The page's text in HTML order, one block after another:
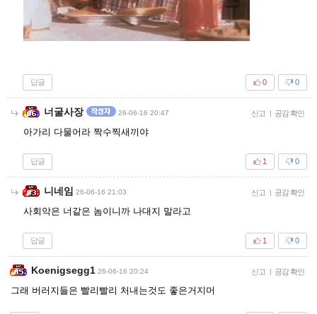
답글 0
0
너굴사장 26-06-16 20:47 신고 | 공감 확인
아가리 다물어라 짝수찍새끼야
답글 0
1
니네임 26-06-16 21:03 신고 | 공감 확인
사회악은 너같은 놈이니까 나대지 말라고
답글 0
1
Koenigsegg1 26-06-16 20:24 신고 | 공감 확인
그래 버러지들은 빨리빨리 처내는것도 좋은거지머